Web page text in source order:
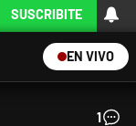
SUSCRIBITE
EN VIVO
1